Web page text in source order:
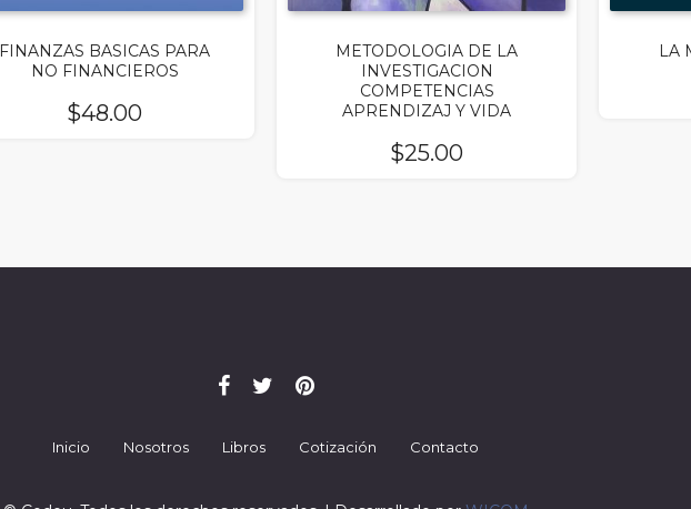
FINANZAS BASICAS PARA
NO FINANCIEROS
$48.00
METODOLOGIA DE LA
INVESTIGACION
COMPETENCIAS
APRENDIZAJ Y VIDA
$25.00
LA
Inicio Nosotros Libros Cotización Contacto